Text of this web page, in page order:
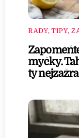
RADY, TIPY,
myčky.
ty